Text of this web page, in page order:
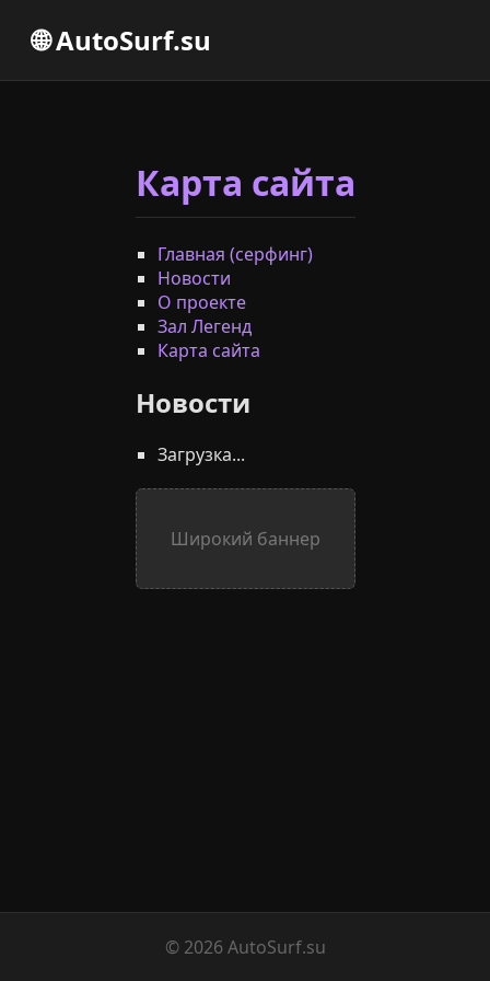
🌐AutoSurf.su
Карта сайта
Главная (серфинг)
Новости
О проекте
Зал Легенд
Карта сайта
Новости
Загрузка...
Широкий баннер
© 2026AutoSurf.su